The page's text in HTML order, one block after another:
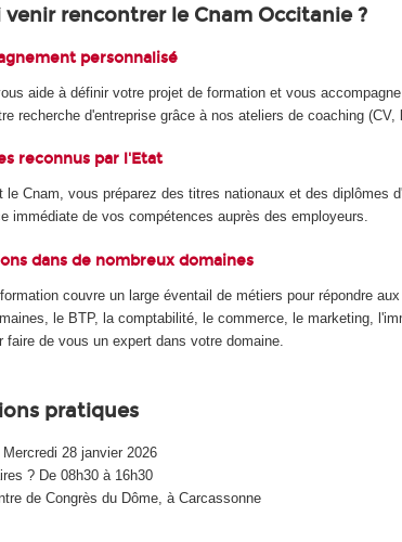
venir rencontrer le Cnam Occitanie ?
personnalisé
aide à définir votre projet de formation et vous
recherche d'entreprise grâce à nos ateliers de coaching
reconnus par l'Etat
le Cnam, vous préparez des titres nationaux et des diplômes
immédiate de vos compétences auprès des employeurs.
dans de nombreux domaines
couvre un large éventail de métiers pour répondre
le BTP, la comptabilité, le commerce, le marketing,
faire de vous un expert dans votre domaine.
pratiques
28 janvier 2026
? De 08h30 à 16h30
de Congrès du Dôme, à Carcassonne